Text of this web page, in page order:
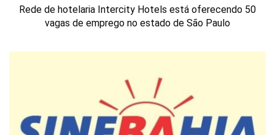
Rede de hotelaria Intercity Hotels está oferecendo 50
vagas de emprego no estado de São Paulo